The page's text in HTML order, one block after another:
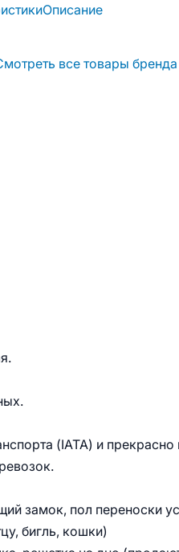
Описание
все товары бренда
(IATA) и прекрасно
замок, пол переноски
бигль, кошки)